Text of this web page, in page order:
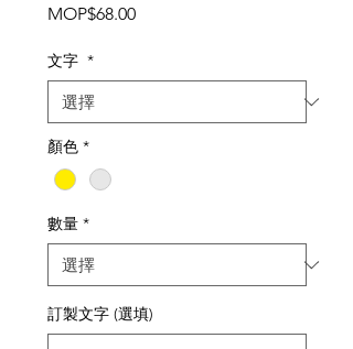
MOP$68.00價
文字 *
顏色 *
數量 *
訂製文字 (選填)